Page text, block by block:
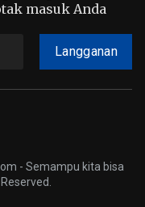
masuk Anda
Langganan
- Semampu kita bisa